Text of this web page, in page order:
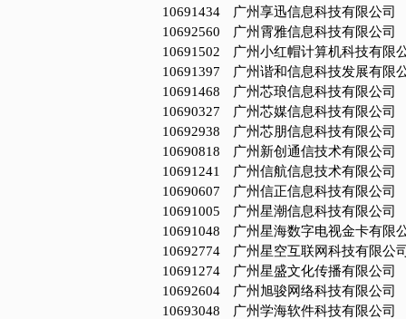
10691434
广州享迅信息科技有限公司
10692560
广州霄雅信息科技有限公司
10691502
广州小红帽计算机科技有限
10691397
广州谐和信息科技发展有限
10691468
广州芯琅信息科技有限公司
10690327
广州芯媒信息科技有限公司
10692938
广州芯朋信息科技有限公司
10690818
广州新创通信技术有限公司
10691241
广州信航信息技术有限公司
10690607
广州信正信息科技有限公司
10691005
广州星潮信息科技有限公司
10691048
广州星海数字电视金卡有限
10692774
广州星空互联网科技有限公司
10691274
广州星盛文化传播有限公司
10692604
广州旭骏网络科技有限公司
10693048
广州学海软件科技有限公司